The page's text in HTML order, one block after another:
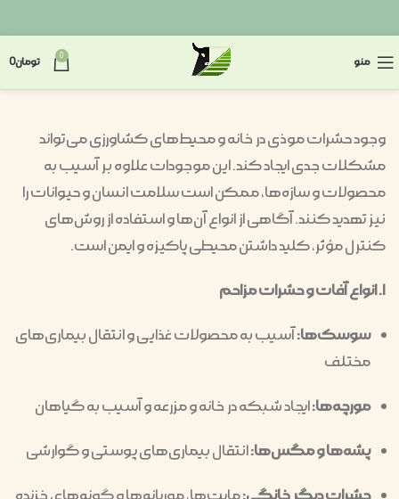
منو 0 تومان0
وجود حشرات موذی در خانه و محیط‌های کشاورزی می‌تواند
مشکلات جدی ایجاد کند. این موجودات علاوه بر آسیب به
محصولات و سازه‌ها، ممکن است سلامت انسان و حیوانات را
نیز تهدید کنند. آگاهی از انواع آن‌ها و استفاده از روش‌های
کنترل مؤثر، کلید داشتن محیطی پاکیزه و ایمن است.
۱. انواع آفات و حشرات مزاحم
سوسک‌ها:آسیب به محصولات غذایی و انتقال بیماری‌های
مختلف
مورچه‌ها:ایجاد شبکه در خانه و مزرعه و آسیب به گیاهان
پشه‌ها و مگس‌ها:انتقال بیماری‌های پوستی و گوارشی